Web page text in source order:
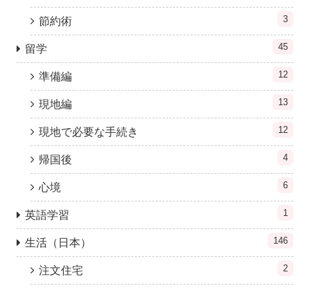
節約術 3
留学 45
準備編 12
現地編 13
現地で必要な手続き 12
帰国後 4
心境 6
英語学習 1
生活（日本） 146
注文住宅 2